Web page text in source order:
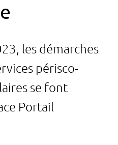
les démarches
péri­sco­
se font
Portail